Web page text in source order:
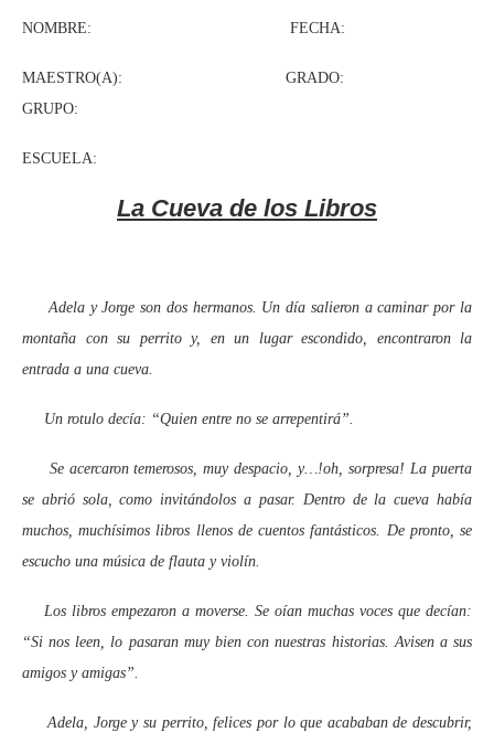
NOMBRE: FECHA:
MAESTRO(A): GRADO:
GRUPO:
ESCUELA:
La Cueva de los Libros
Adela y Jorge son dos hermanos. Un día salieron a caminar por la
montaña con su perrito y, en un lugar escondido, encontraron la
entrada a una cueva.
Un rotulo decía: “Quien entre no se arrepentirá”.
Se acercaron temerosos, muy despacio, y…!oh, sorpresa! La puerta
se abrió sola, como invitándolos a pasar. Dentro de la cueva había
muchos, muchísimos libros llenos de cuentos fantásticos. De pronto, se
escucho una música de flauta y violín.
Los libros empezaron a moverse. Se oían muchas voces que decían:
“Si nos leen, lo pasaran muy bien con nuestras historias. Avisen a sus
amigos y amigas”.
Adela, Jorge y su perrito, felices por lo que acababan de descubrir,